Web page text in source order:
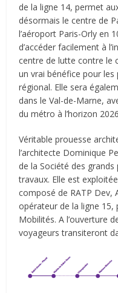
de la ligne 14, permet
désormais le centre de
l’aéroport Paris-Orly en
d’accéder facilement à
centre de lutte contre le
un vrai bénéfice pour
régional. Elle sera
dans le Val-de-Marne,
du métro à l’horizon
Véritable prouesse
l’architecte Dominique
de la Société des
travaux. Elle est
composé de RATP
opérateur de la ligne 15,
Mobilités. A l’ouverture
voyageurs transiteront